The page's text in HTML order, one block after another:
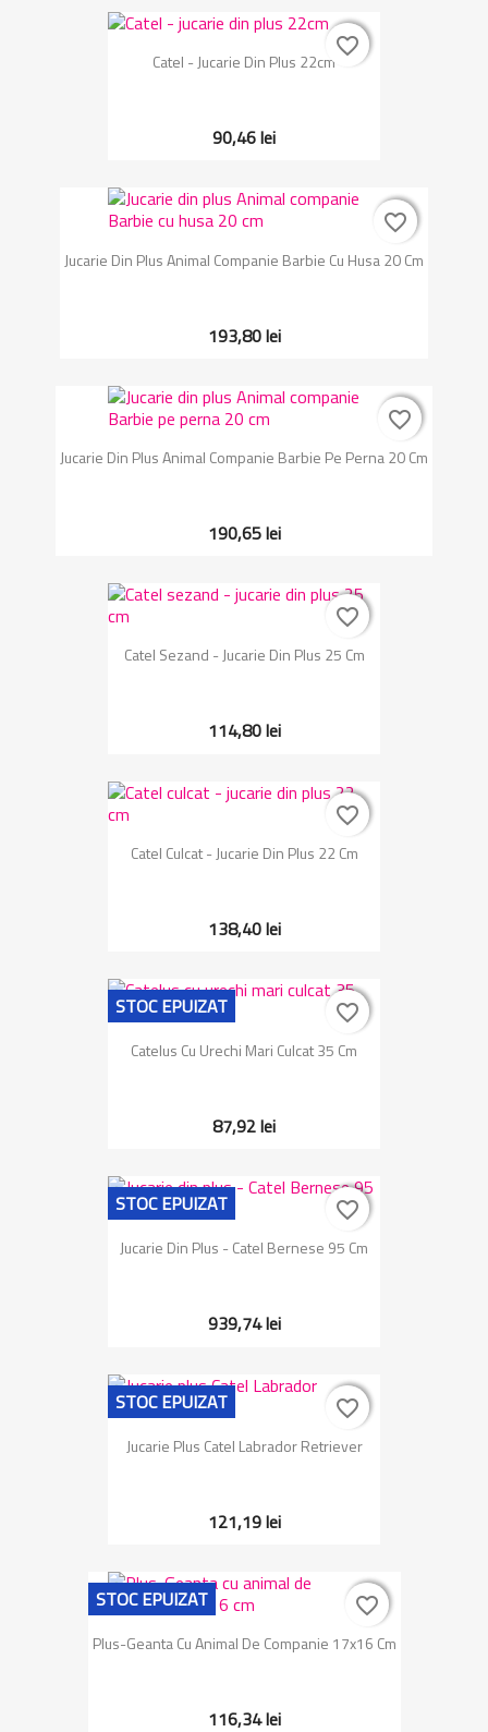
Catel - Jucarie Din Plus 22cm
90,46 lei
favorite_border
favorite_border
Jucarie Din Plus Animal Companie Barbie Cu Husa 20 Cm
193,80 lei
favorite_border
favorite_border
Jucarie Din Plus Animal Companie Barbie Pe Perna 20 Cm
190,65 lei
favorite_border
favorite_border
Catel Sezand - Jucarie Din Plus 25 Cm
114,80 lei
favorite_border
favorite_border
Catel Culcat - Jucarie Din Plus 22 Cm
138,40 lei
favorite_border
favorite_border
Catelus Cu Urechi Mari Culcat 35 Cm
87,92 lei
STOC EPUIZAT favorite_border
favorite_border
Jucarie Din Plus - Catel Bernese 95 Cm
939,74 lei
STOC EPUIZAT favorite_border
favorite_border
Jucarie Plus Catel Labrador Retriever
121,19 lei
STOC EPUIZAT favorite_border
favorite_border
Plus-Geanta Cu Animal De Companie 17x16 Cm
116,34 lei
STOC EPUIZAT favorite_border
favorite_border